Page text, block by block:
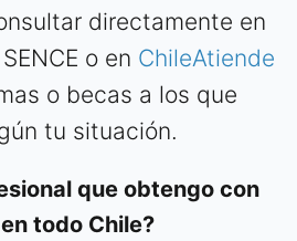
directamente en
o en ChileAtiende
o becas a los que
tu situación.
que obtengo con
todo Chile?